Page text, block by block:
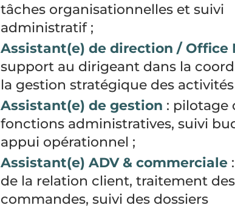
tâches organisationnelles et suivi
administratif ;
Assistant(e) de direction / Office
support au dirigeant dans la
la gestion stratégique des activités
Assistant(e) de gestion : pilotage
fonctions administratives, suivi
appui opérationnel ;
Assistant(e) ADV & commerciale
de la relation client, traitement des
commandes, suivi des dossiers